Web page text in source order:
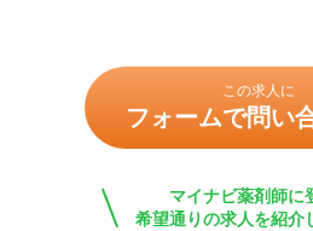
この求人に
フォームで問い
マイナビ薬剤師に
希望通りの求人を紹介